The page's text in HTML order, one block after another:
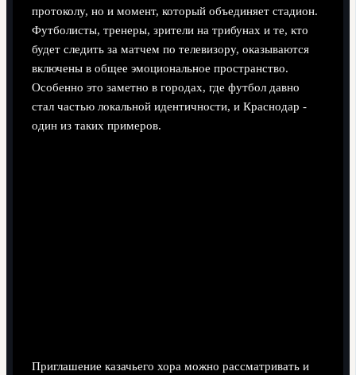
протоколу, но и момент, который объединяет стадион.
Футболисты, тренеры, зрители на трибунах и те, кто
будет следить за матчем по телевизору, оказываются
включены в общее эмоциональное пространство.
Особенно это заметно в городах, где футбол давно
стал частью локальной идентичности, и Краснодар -
один из таких примеров.
Приглашение казачьего хора можно рассматривать и